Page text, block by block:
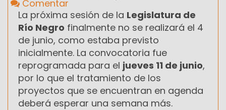
Comentar
La próxima sesión de la Legislatura de
Río Negro finalmente no se realizará el 4
de junio, como estaba previsto
inicialmente. La convocatoria fue
reprogramada para el jueves 11 de junio,
por lo que el tratamiento de los
proyectos que se encuentran en agenda
deberá esperar una semana más.